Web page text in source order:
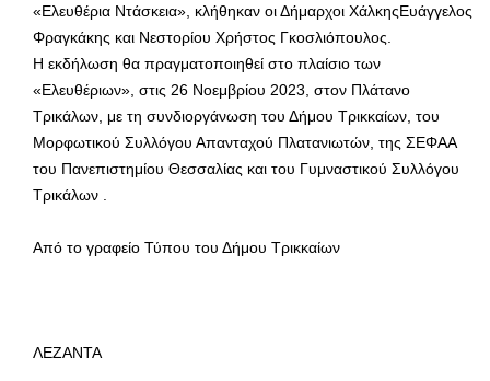
«Ελευθέρια Ντάσκεια», κλήθηκαν οι Δήμαρχοι ΧάλκηςΕυάγγελος
Φραγκάκης και Νεστορίου Χρήστος Γκοσλιόπουλος.
Η εκδήλωση θα πραγματοποιηθεί στο πλαίσιο των
«Ελευθέριων», στις 26 Νοεμβρίου 2023, στον Πλάτανο
Τρικάλων, με τη συνδιοργάνωση του Δήμου Τρικκαίων, του
Μορφωτικού Συλλόγου Απανταχού Πλατανιωτών, της ΣΕΦΑΑ
του Πανεπιστημίου Θεσσαλίας και του Γυμναστικού Συλλόγου
Τρικάλων .
Από το γραφείο Τύπου του Δήμου Τρικκαίων
ΛΕΖΑΝΤΑ